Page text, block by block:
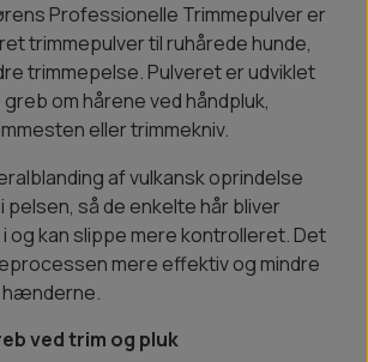
Professionelle Trimmepulver er
trimmepulver til ruhårede hunde,
trimmepelse. Pulveret er udviklet
om hårene ved håndpluk,
eller trimmekniv.
af vulkansk oprindelse
pelsen, så de enkelte hår bliver
og kan slippe mere kontrolleret. Det
mere effektiv og mindre
ved trim og pluk